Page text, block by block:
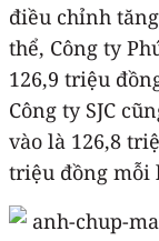
điều chỉnh
thể, Công ty
126,9 triệu
Công ty SJC
vào là 126,8
triệu đồng mỗi